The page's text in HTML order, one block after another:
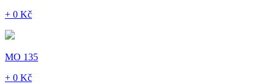
+ 0 Kč
MO 135
+ 0 Kč